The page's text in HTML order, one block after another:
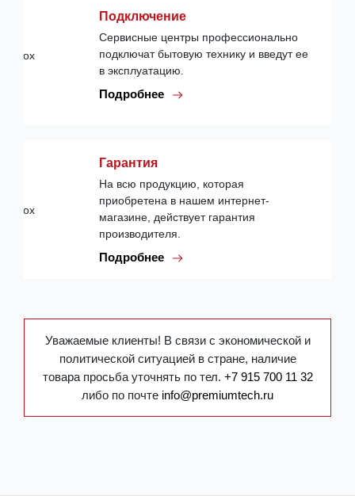
Подключение
Сервисные центры профессионально
подключат бытовую технику и введут ее
в эксплуатацию.
Подробнее
Гарантия
На всю продукцию, которая
приобретена в нашем интернет-
магазине, действует гарантия
производителя.
Подробнее
Уважаемые клиенты! В связи с экономической и
политической ситуацией в стране, наличие
товара просьба уточнять по тел. +7 915 700 11 32
либо по почте info@premiumtech.ru